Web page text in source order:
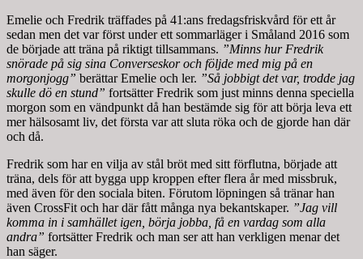
Emelie och Fredrik träffades på 41:ans fredagsfriskvård för ett år
sedan men det var först under ett sommarläger i Småland 2016 som
de började att träna på riktigt tillsammans. ”Minns hur Fredrik
snörade på sig sina Converseskor och följde med mig på en
morgonjogg” berättar Emelie och ler. ”Så jobbigt det var, trodde jag
skulle dö en stund” fortsätter Fredrik som just minns denna speciella
morgon som en vändpunkt då han bestämde sig för att börja leva ett
mer hälsosamt liv, det första var att sluta röka och de gjorde han där
och då.
Fredrik som har en vilja av stål bröt med sitt förflutna, började att
träna, dels för att bygga upp kroppen efter flera år med missbruk,
med även för den sociala biten. Förutom löpningen så tränar han
även CrossFit och har där fått många nya bekantskaper. ”Jag vill
komma in i samhället igen, börja jobba, få en vardag som alla
andra” fortsätter Fredrik och man ser att han verkligen menar det
han säger.